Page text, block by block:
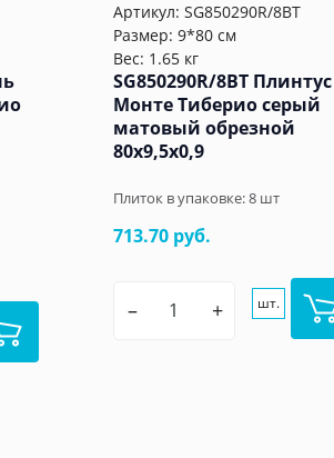
Артикул: SG850290R/8BT
Размер: 9*80 см
Вес: 1.65 кг
SG850290R/8BT Плинтус
Монте Тиберио серый
матовый обрезной
80x9,5x0,9
Плиток в упаковке:8 шт
713.70 руб.
– + шт.